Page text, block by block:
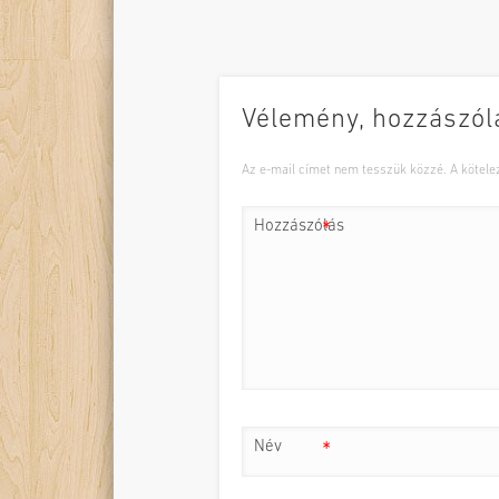
Vélemény,
Az e-mail címet nem tesszük közzé. A
Hozzászólás
*
Név *